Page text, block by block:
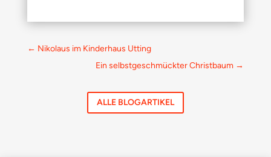
← Nikolaus im Kinderhaus Utting
Ein selbstgeschmückter Christbaum →
ALLE BLOGARTIKEL